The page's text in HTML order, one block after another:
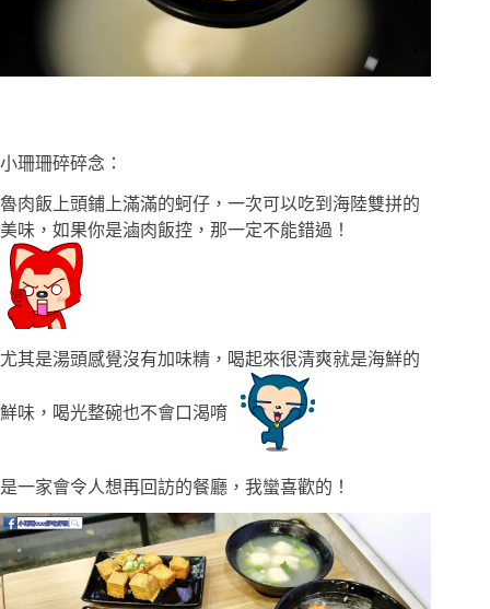
小珊珊碎碎念：
魯肉飯上頭鋪上滿滿的蚵仔，一次可以吃到海陸雙拼的
美味，如果你是滷肉飯控，那一定不能錯過！
尤其是湯頭感覺沒有加味精，喝起來很清爽就是海鮮的
鮮味，喝光整碗也不會口渴唷
是一家會令人想再回訪的餐廳，我蠻喜歡的！